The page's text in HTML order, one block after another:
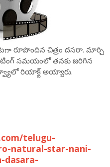
రూపొందిన చిత్రం ద‌స‌రా. మార్చి
స‌మ‌యంలో త‌న‌కు జ‌రిగిన
రియాక్ట్ అయ్యారు.
telugu-
natural-star-nani-
dasara-